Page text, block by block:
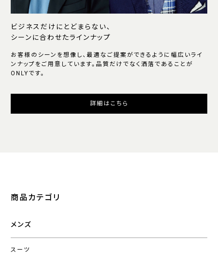
ビジネスだけにとどまらない、
シーンに合わせたラインナップ
お客様のシーンを想像し、最適なご提案ができるように幅広いライ
ンナップをご用意しています。品質だけでなく洒落であることが
ONLYです。
詳細はこちら
商品カテゴリ
メンズ
スーツ